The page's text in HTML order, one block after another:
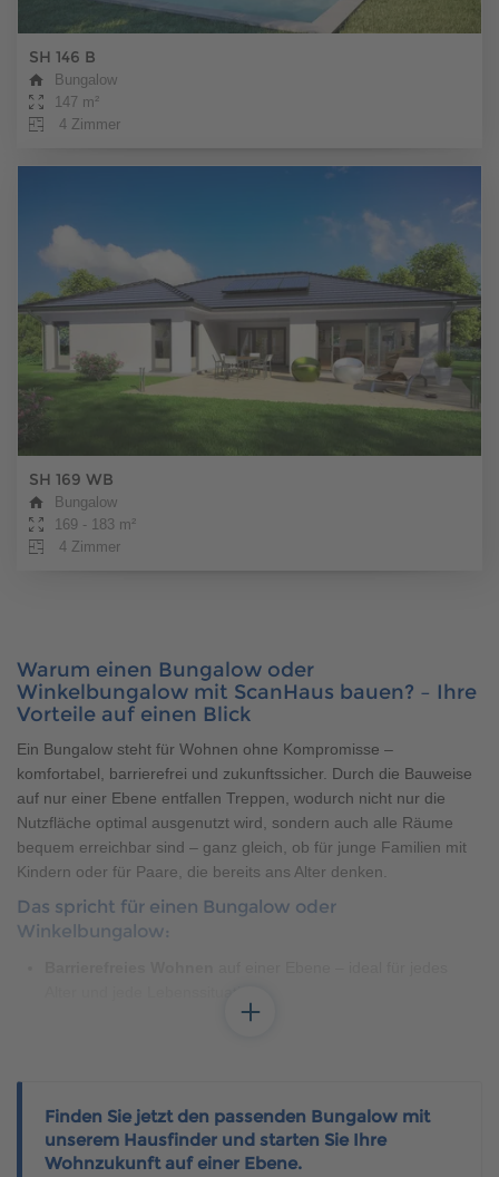
SH 146 B
Bungalow
147 m²
4 Zimmer
SH 169 WB
Bungalow
169 - 183 m²
4 Zimmer
Warum einen Bungalow oder
Winkelbungalow mit ScanHaus bauen? – Ihre
Vorteile auf einen Blick
Ein Bungalow steht für Wohnen ohne Kompromisse –
komfortabel, barrierefrei und zukunftssicher. Durch die Bauweise
auf nur einer Ebene entfallen Treppen, wodurch nicht nur die
Nutzfläche optimal ausgenutzt wird, sondern auch alle Räume
bequem erreichbar sind – ganz gleich, ob für junge Familien mit
Kindern oder für Paare, die bereits ans Alter denken.
Das spricht für einen Bungalow oder
Winkelbungalow:
, z. B. zwischen Wohnbereich,
geschlossene Raumkonzepte möglich
Effiziente Flächennutzung, da Treppen und Flure entfallen
Finden Sie jetzt den passenden Bungalow mit
unserem Hausfinder und starten Sie Ihre
Wohnzukunft auf einer Ebene.